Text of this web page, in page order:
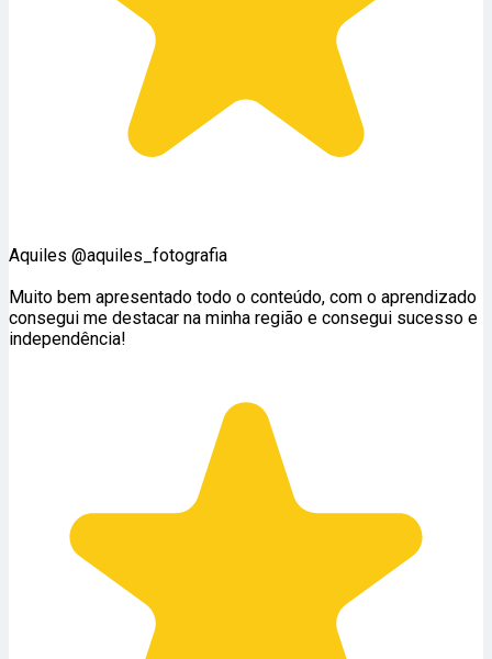
Aquiles @aquiles_fotografia
Muito bem apresentado todo o conteúdo, com o aprendizado
consegui me destacar na minha região e consegui sucesso e
independência!